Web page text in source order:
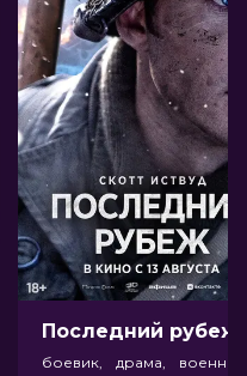
боевик, драма,